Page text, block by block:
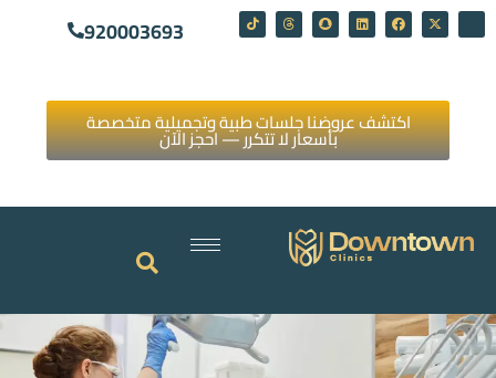
920003693
اكتشف عروضنا جلسات طبية وتجميلية متخصصة
بأسعار لا تتكرر — احجز الآن